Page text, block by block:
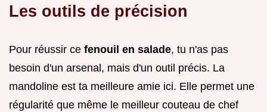
Les outils de précision
Pour réussir ce fenouil en salade, tu n'as pas
besoin d'un arsenal, mais d'un outil précis. La
mandoline est ta meilleure amie ici. Elle permet une
régularité que même le meilleur couteau de chef